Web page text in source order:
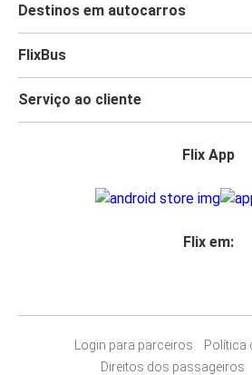
Destinos em autocarros
FlixBus
Serviço ao cliente
Flix App
Flix em:
Login para parceiros
Política
Direitos dos passageiros